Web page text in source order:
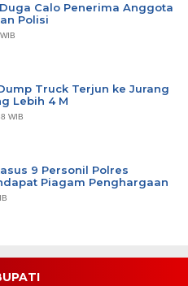
Calo Penerima Anggota
Polisi
Truck Terjun ke Jurang
Lebih 4 M
WIB
9 Personil Polres
Piagam Penghargaan